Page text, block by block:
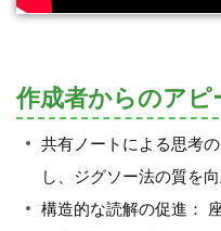
作成者からのアピ
共有ノートによる思考
し、ジグソー法の質を向
構造的な読解の促進：